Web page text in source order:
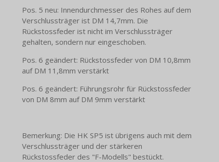
Pos. 5 neu: Innendurchmesser des Rohes auf dem
Verschlussträger ist DM 14,7mm. Die
Rückstossfeder ist nicht im Verschlussträger
gehalten, sondern nur eingeschoben.
Pos. 6 geändert: Rückstossfeder von DM 10,8mm
auf DM 11,8mm verstärkt
Pos. 6 geändert: Führungsrohr für Rückstossfeder
von DM 8mm auf DM 9mm verstärkt
Bemerkung: Die HK SP5 ist übrigens auch mit dem
Verschlussträger und der stärkeren
Rückstossfeder des "F-Modells" bestückt.